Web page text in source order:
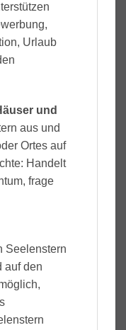
Urlaub
und
aus und
Ortes auf
Handelt
frage
Seelenstern
auf den